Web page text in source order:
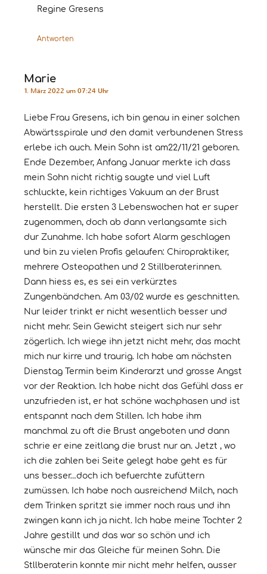
Regine Gresens
Antworten
Marie
1. März 2022 um 07:24 Uhr
Liebe Frau Gresens, ich bin genau in einer solchen
Abwärtsspirale und den damit verbundenen Stress
erlebe ich auch. Mein Sohn ist am22/11/21 geboren.
Ende Dezember, Anfang Januar merkte ich dass
mein Sohn nicht richtig saugte und viel Luft
schluckte, kein richtiges Vakuum an der Brust
herstellt. Die ersten 3 Lebenswochen hat er super
zugenommen, doch ab dann verlangsamte sich
dur Zunahme. Ich habe sofort Alarm geschlagen
und bin zu vielen Profis gelaufen: Chiropraktiker,
mehrere Osteopathen und 2 Stillberaterinnen.
Dann hiess es, es sei ein verkürztes
Zungenbändchen. Am 03/02 wurde es geschnitten.
Nur leider trinkt er nicht wesentlich besser und
nicht mehr. Sein Gewicht steigert sich nur sehr
zögerlich. Ich wiege ihn jetzt nicht mehr, das macht
mich nur kirre und traurig. Ich habe am nächsten
Dienstag Termin beim Kinderarzt und grosse Angst
vor der Reaktion. Ich habe nicht das Gefühl dass er
unzufrieden ist, er hat schöne wachphasen und ist
entspannt nach dem Stillen. Ich habe ihm
manchmal zu oft die Brust angeboten und dann
schrie er eine zeitlang die brust nur an. Jetzt , wo
ich die zahlen bei Seite gelegt habe geht es für
uns besser…doch ich befuerchte zufüttern
zumüssen. Ich habe noch ausreichend Milch, nach
dem Trinken spritzt sie immer noch raus und ihn
zwingen kann ich ja nicht. Ich habe meine Tochter 2
Jahre gestillt und das war so schön und ich
wünsche mir das Gleiche für meinen Sohn. Die
Stllberaterin konnte mir nicht mehr helfen, ausser